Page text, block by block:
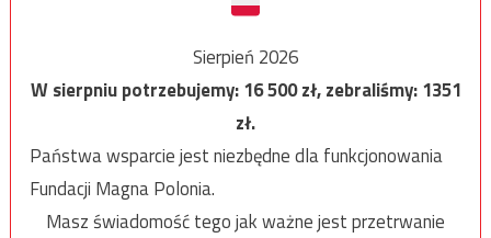
Sierpień 2026
W sierpniu potrzebujemy:16 500zł, zebraliśmy:1351
zł.
Państwa wsparcie jest niezbędne dla funkcjonowania
Fundacji Magna Polonia.
Masz świadomość tego jak ważne jest przetrwanie